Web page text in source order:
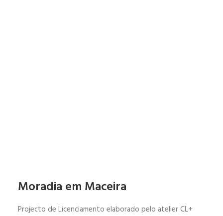
Moradia em Maceira
Projecto de Licenciamento elaborado pelo atelier CL+